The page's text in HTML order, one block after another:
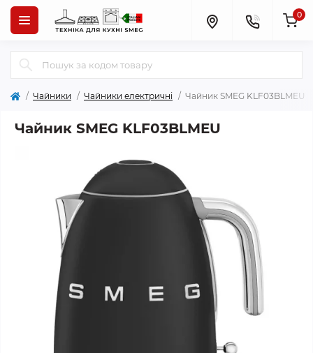
0
Чайники Чайники електричні Чайник SMEG KLF03BLMEU
Чайник SMEG KLF03BLMEU